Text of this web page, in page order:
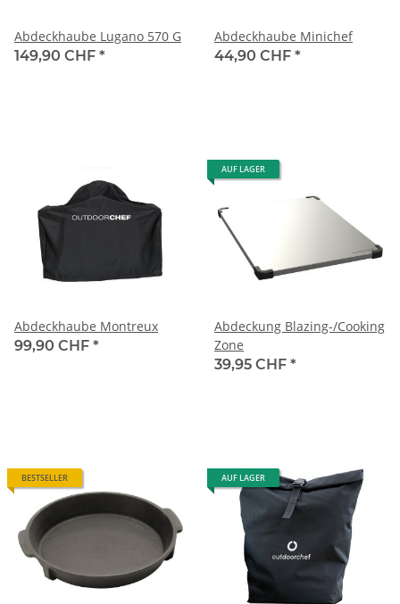
Abdeckhaube Lugano 570 G
149,90 CHF *
Abdeckhaube Minichef
44,90 CHF *
Abdeckhaube Montreux
99,90 CHF *
AUF LAGER
Abdeckung Blazing-/Cooking
Zone
39,95 CHF *
BESTSELLER AUF LAGER